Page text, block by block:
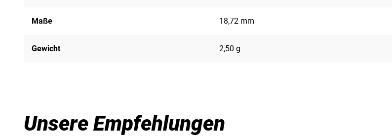
Maße 18,72 mm
Gewicht 2,50 g
Unsere Empfehlungen